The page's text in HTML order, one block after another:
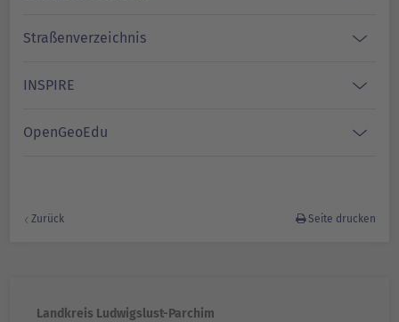
Straßenverzeichnis
INSPIRE
OpenGeoEdu
Zurück Seite drucken
Landkreis Ludwigslust-Parchim